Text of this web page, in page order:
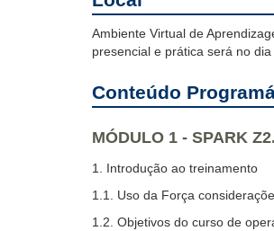
Ambiente Virtual de
presencial e prática será no
Conteúdo
MÓDULO 1 - SPARK
1. Introdução ao treinamento
1.1. Uso da Força
1.2. Objetivos do curso de